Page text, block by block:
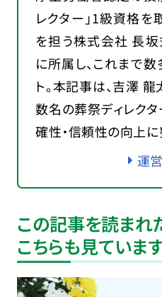
レクター」1級資格
を担う株式会社 長
に所属し、これまで
ト。本記事は、吉澤
数名の葬祭ディレク
確性・信頼性の向上に
運
この記事を読まれ
こちらも見ていま